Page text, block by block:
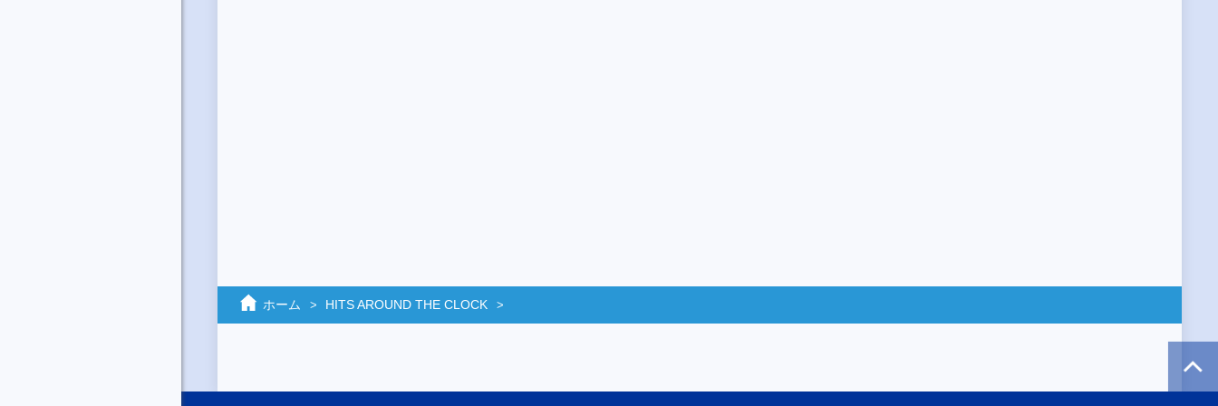
ホーム HITS AROUND THE CLOCK